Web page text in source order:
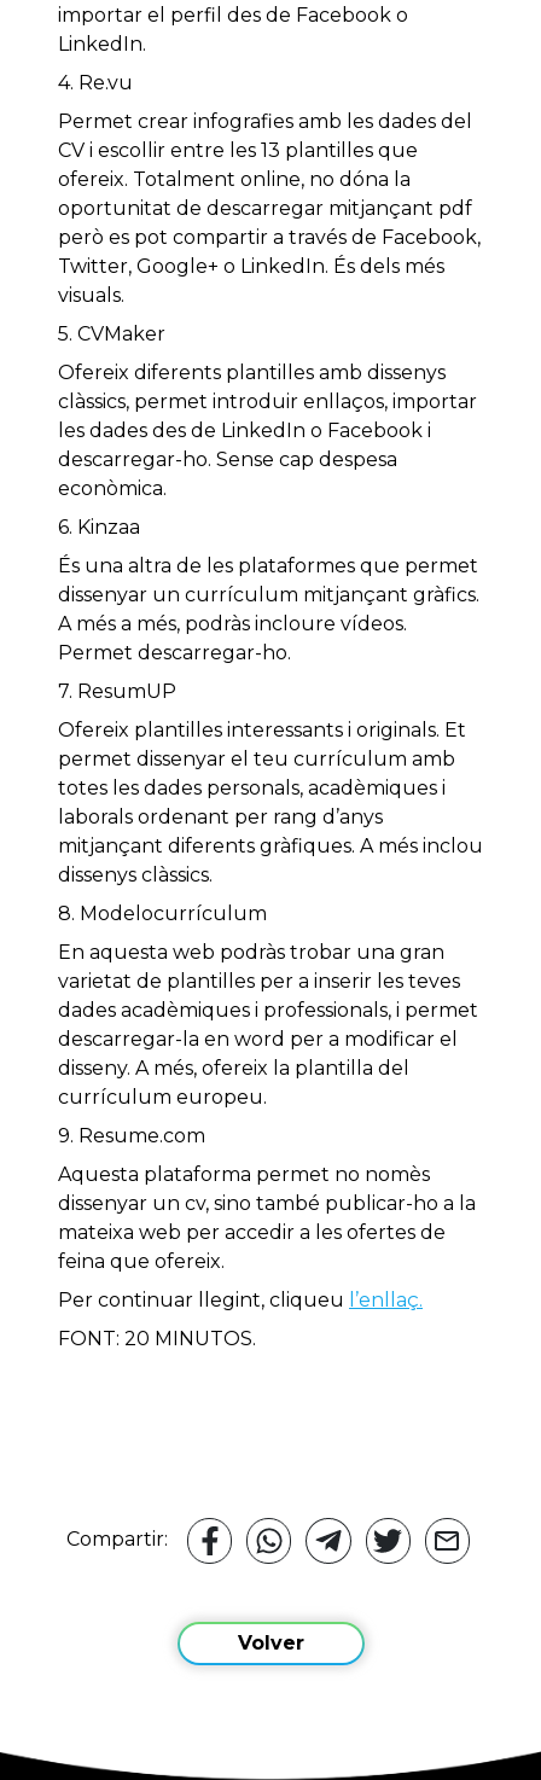
importar el perfil des de Facebook o
LinkedIn.
4. Re.vu
Permet crear infografies amb les dades del
CV i escollir entre les 13 plantilles que
ofereix. Totalment online, no dóna la
oportunitat de descarregar mitjançant pdf
però es pot compartir a través de Facebook,
Twitter, Google+ o LinkedIn. És dels més
visuals.
5. CVMaker
Ofereix diferents plantilles amb dissenys
clàssics, permet introduir enllaços, importar
les dades des de LinkedIn o Facebook i
descarregar-ho. Sense cap despesa
econòmica.
6. Kinzaa
És una altra de les plataformes que permet
dissenyar un currículum mitjançant gràfics.
A més a més, podràs incloure vídeos.
Permet descarregar-ho.
7. ResumUP
Ofereix plantilles interessants i originals. Et
permet dissenyar el teu currículum amb
totes les dades personals, acadèmiques i
laborals ordenant per rang d’anys
mitjançant diferents gràfiques. A més inclou
dissenys clàssics.
8. Modelocurrículum
En aquesta web podràs trobar una gran
varietat de plantilles per a inserir les teves
dades acadèmiques i professionals, i permet
descarregar-la en word per a modificar el
disseny. A més, ofereix la plantilla del
currículum europeu.
9. Resume.com
Aquesta plataforma permet no nomès
dissenyar un cv, sino també publicar-ho a la
mateixa web per accedir a les ofertes de
feina que ofereix.
Per continuar llegint, cliqueu
l’enllaç.
FONT: 20 MINUTOS.
Compartir:
Volver